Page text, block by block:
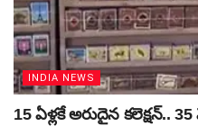
INDIA NEWS
15 ఏళ్లకే అరుదైన కలెక్షన్‌..